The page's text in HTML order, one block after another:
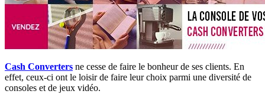
Cash Converters ne cesse de faire le bonheur de ses clients. En
effet, ceux-ci ont le loisir de faire leur choix parmi une diversité de
consoles et de jeux vidéo.